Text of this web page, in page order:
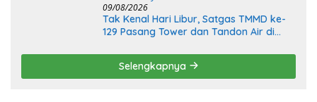
09/08/2026
Tak Kenal Hari Libur, Satgas TMMD ke-
129 Pasang Tower dan Tandon Air di
Selengkapnya